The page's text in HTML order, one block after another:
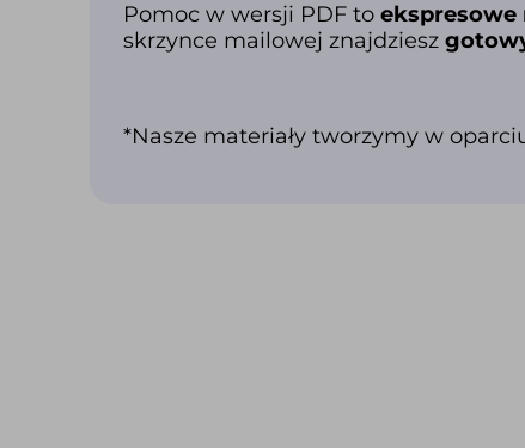
Pomoc w wersji PDF to ekspresowe
skrzynce mailowej znajdziesz
*Nasze materiały tworzymy w